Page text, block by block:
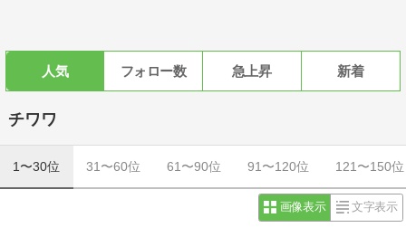
人気 フォロー数 急上昇 新着
チワワ
1〜30位 31〜60位 61〜90位 91〜120位 121〜150位
画像表示 文字表示